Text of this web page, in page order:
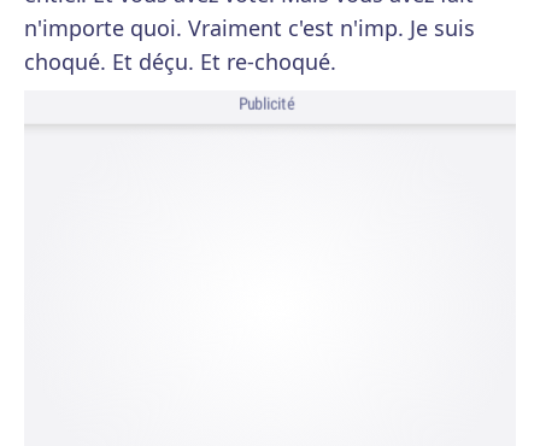
n'importe quoi. Vraiment c'est n'imp. Je suis
choqué. Et déçu. Et re-choqué.
Publicité